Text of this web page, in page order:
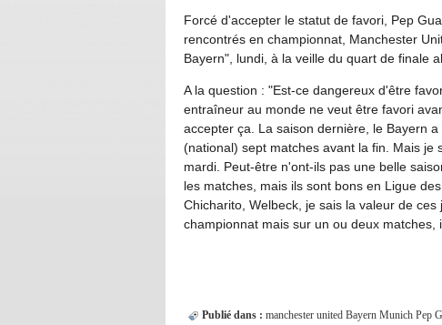
Forcé d'accepter le statut de favori, Pep
rencontrés en championnat, Manchester
Bayern", lundi, à la veille du quart de finale
A la question : "Est-ce dangereux d'être
entraîneur au monde ne veut être favori
accepter ça. La saison dernière, le Bayern
(national) sept matches avant la fin. Mais
mardi. Peut-être n'ont-ils pas une belle
les matches, mais ils sont bons en Ligue
Chicharito, Welbeck, je sais la valeur de
championnat mais sur un ou deux matches,
Publié dans : manchester united Bayern Munich Pep